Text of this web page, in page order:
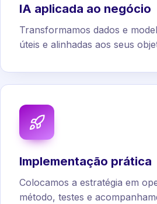
IA aplicada ao negócio
Transformamos dados e
úteis e alinhadas aos seus
Implementação prática
Colocamos a estratégia em
método, testes e